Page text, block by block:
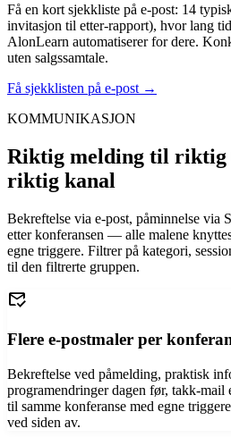
Få en kort sjekkliste på e-post: 14
invitasjon til etter-rapport), hvor lang
AlonLearn automatiserer for dere.
uten salgssamtale.
Få sjekklisten på e-post →
KOMMUNIKASJON
Riktig melding til riktig
riktig kanal
Bekreftelse via e-post, påminnelse via
etter konferansen — alle malene
egne triggere. Filtrer på kategori,
til den filtrerte gruppen.
mark_email_read
Flere e-postmaler per
Bekreftelse ved påmelding, praktisk
programendringer dagen før, takk-
til samme konferanse med egne
ved siden av.